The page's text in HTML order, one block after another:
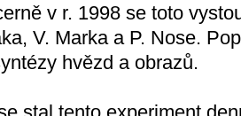
v r. 1998 se toto
V. Marka a P. Nose.
hvězd a obrazů.